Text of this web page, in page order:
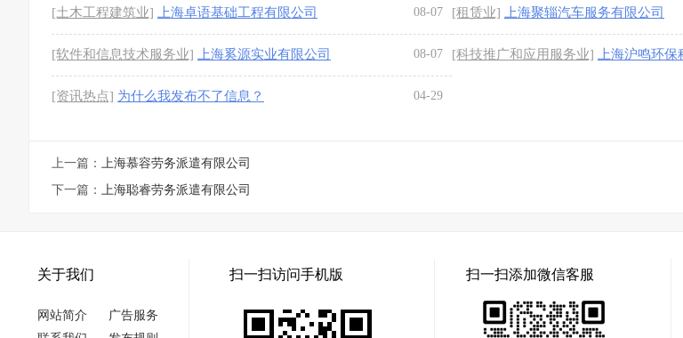
[土木工程建筑业] 上海卓语基础工程有限公司 08-07 [租赁业] 上海聚辎汽车服务有限公司
[软件和信息技术服务业] 上海奚源实业有限公司 08-07 [科技推广和应用服务业] 上海沪鸣环
[资讯热点] 为什么我发布不了信息？ 04-29
上一篇： 上海慕容劳务派遣有限公司
下一篇： 上海聪睿劳务派遣有限公司
关于我们
网站简介
广告服务
扫一扫访问手机版 扫一扫添加微信客服